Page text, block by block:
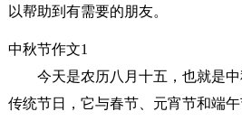
以帮助到有需要的朋友。
中秋节作文1
今天是农历八月十五，也就是
传统节日，它与春节、元宵节和端